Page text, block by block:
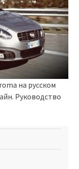
на русском
Руководство